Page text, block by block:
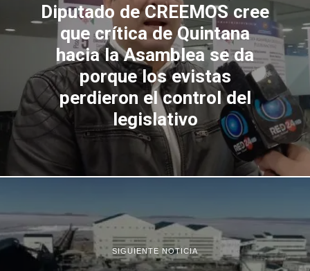
Diputado de CREEMOS cree
que crítica de Quintana
hacia la Asamblea se da
porque los evistas
perdieron el control del
legislativo
SIGUIENTE NOTICIA